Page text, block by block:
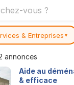
& Entreprises ▾
annonces
Aide au
& efficace